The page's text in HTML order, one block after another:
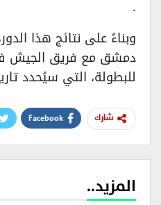
وبناءً على نتائج هذا
دمشق مع فريق الجيش في
للبطولة، التي سيُحدد
شارك Facebook
المزيد..